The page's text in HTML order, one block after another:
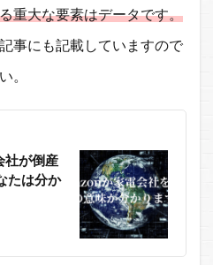
重大な要素はデータです。
事にも記載していますので
。
社が倒産
たは分か